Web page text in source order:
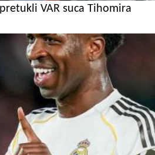
VAR suca Tihomira